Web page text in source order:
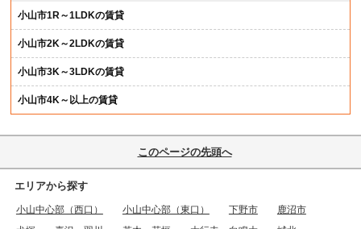
小山市1R～1LDKの賃貸
小山市2K～2LDKの賃貸
小山市3K～3LDKの賃貸
小山市4K～以上の賃貸
このページの先頭へ
エリアから探す
小山中心部（西口） 小山中心部（東口） 下野市
鹿沼市